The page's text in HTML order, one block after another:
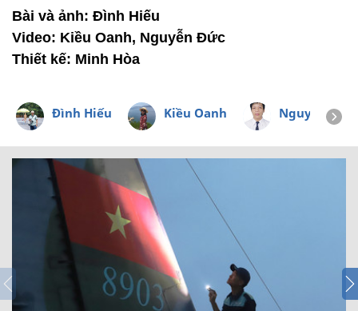
Bài và ảnh: Đình Hiếu
Video: Kiều Oanh, Nguyễn Đức
Thiết kế: Minh Hòa
Đình Hiếu Kiều Oanh Nguyễn Đức